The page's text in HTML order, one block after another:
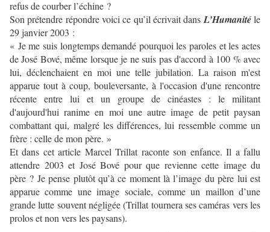
refus de courber l’échine ?
Son prétendre répondre voici ce qu’il écrivait dans L’Humanitéle
29 janvier 2003 :
« Je me suis longtemps demandé pourquoi les paroles et les actes
de José Bové, même lorsque je ne suis pas d'accord à 100 % avec
lui, déclenchaient en moi une telle jubilation. La raison m'est
apparue tout à coup, bouleversante, à l'occasion d'une rencontre
récente entre lui et un groupe de cinéastes : le militant
d'aujourd'hui ranime en moi une autre image de petit paysan
combattant qui, malgré les différences, lui ressemble comme un
frère : celle de mon père. »
Et dans cet article Marcel Trillat raconte son enfance. Il a fallu
attendre 2003 et José Bové pour que revienne cette image du
père ? Je pense plutôt qu’à ce moment là l’image du père lui est
apparue comme une image sociale, comme un maillon d’une
grande lutte souvent négligée (Trillat tournera ses caméras vers les
prolos et non vers les paysans).